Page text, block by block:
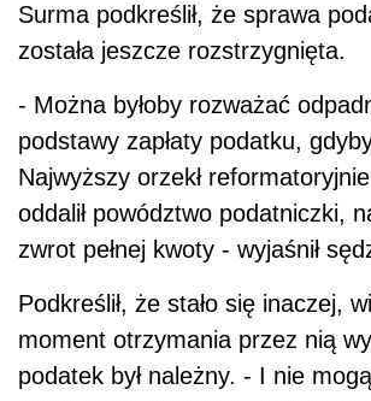
Surma podkreślił, że sprawa
została jeszcze rozstrzygnięta.
- Można byłoby rozważać
podstawy zapłaty podatku,
Najwyższy orzekł
oddalił powództwo podatniczki,
zwrot pełnej kwoty - wyjaśnił
Podkreślił, że stało się inaczej,
moment otrzymania przez nią
podatek był należny. - I nie